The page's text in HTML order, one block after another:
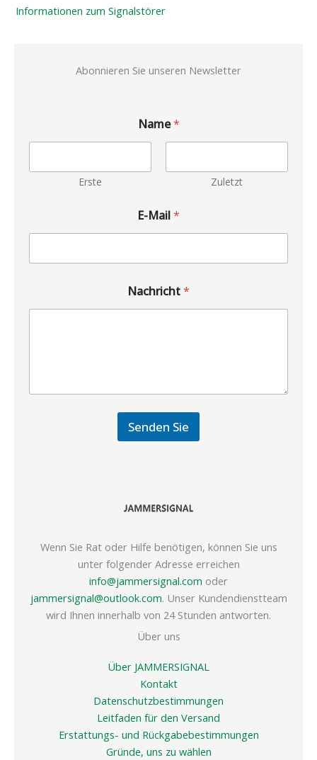
Informationen zum Signalstörer
Abonnieren Sie unseren Newsletter
Name*
Erste Zuletzt
E-Mail*
Nachricht*
Senden Sie
Wenn Sie Rat oder Hilfe benötigen, können Sie uns
unter folgender Adresse erreichen
info@jammersignal.com oder
jammersignal@outlook.com. Unser Kundendienstteam
wird Ihnen innerhalb von 24 Stunden antworten.
Über uns
Über JAMMERSIGNAL
Kontakt
Datenschutzbestimmungen
Leitfaden für den Versand
Erstattungs- und Rückgabebestimmungen
Gründe, uns zu wählen